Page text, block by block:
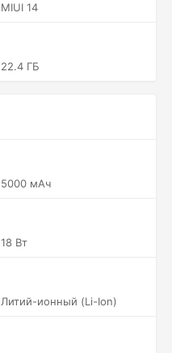
MIUI 14
22.4 ГБ
5000 мАч
18 Вт
Литий-ионный (Li-Ion)